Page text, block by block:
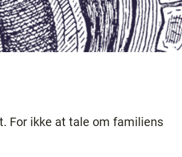
For ikke at tale om familiens